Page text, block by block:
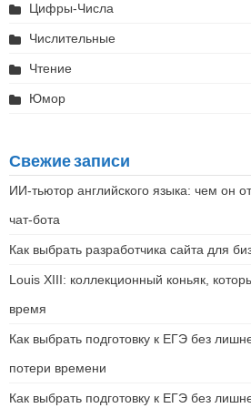
Цифры-Числа
Числительные
Чтение
Юмор
Свежие записи
ИИ-тьютор английского языка: чем он
чат-бота
Как выбрать разработчика сайта для
Louis XIII: коллекционный коньяк,
время
Как выбрать подготовку к ЕГЭ без
потери времени
Как выбрать подготовку к ЕГЭ без